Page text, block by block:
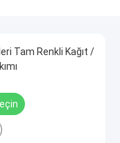
Tam Renkli Kağıt /